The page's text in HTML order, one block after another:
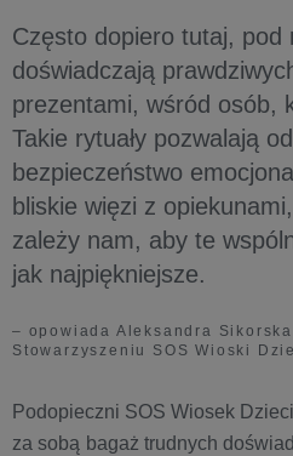
Często dopiero tutaj, pod
doświadczają
prezentami, wśród osób,
Takie rytuały pozwalają
bezpieczeństwo
bliskie więzi z
zależy nam, aby te
jak najpiękniejsze.
– opowiada Aleksandra
Stowarzyszeniu SOS Wioski
Podopieczni SOS Wiosek
za sobą bagaż trudnych